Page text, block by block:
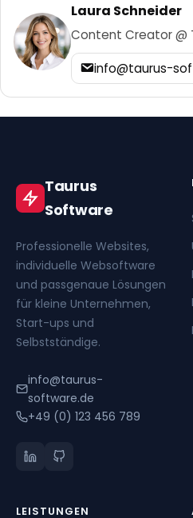
Laura Schneider
Content Creator @
info@taurus-
Taurus
Software
Professionelle Websites,
individuelle Websoftware
und passgenaue Lösungen
für kleine Unternehmen,
Start-ups und
Selbstständige.
info@taurus-
software.de
+49 (0) 123 456 789
LEISTUNGEN